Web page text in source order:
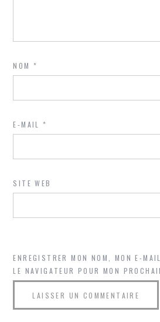
NOM*
E-MAIL*
SITE WEB
ENREGISTRER MON NOM, MON E-
LE NAVIGATEUR POUR MON